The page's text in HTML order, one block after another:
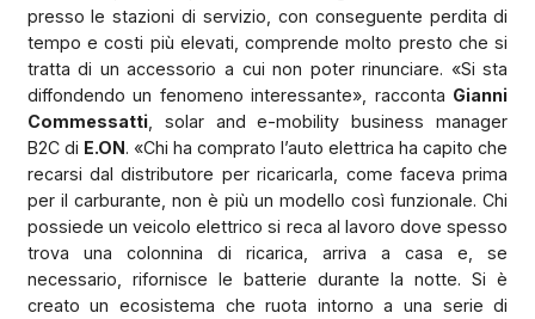
presso le stazioni di servizio, con conseguente perdita di
tempo e costi più elevati, comprende molto presto che si
tratta di un accessorio a cui non poter rinunciare. «Si sta
diffondendo un fenomeno interessante», racconta Gianni
Commessatti, solar and e-mobility business manager
B2C di E.ON. «Chi ha comprato l’auto elettrica ha capito che
recarsi dal distributore per ricaricarla, come faceva prima
per il carburante, non è più un modello così funzionale. Chi
possiede un veicolo elettrico si reca al lavoro dove spesso
trova una colonnina di ricarica, arriva a casa e, se
necessario, rifornisce le batterie durante la notte. Si è
creato un ecosistema che ruota intorno a una serie di